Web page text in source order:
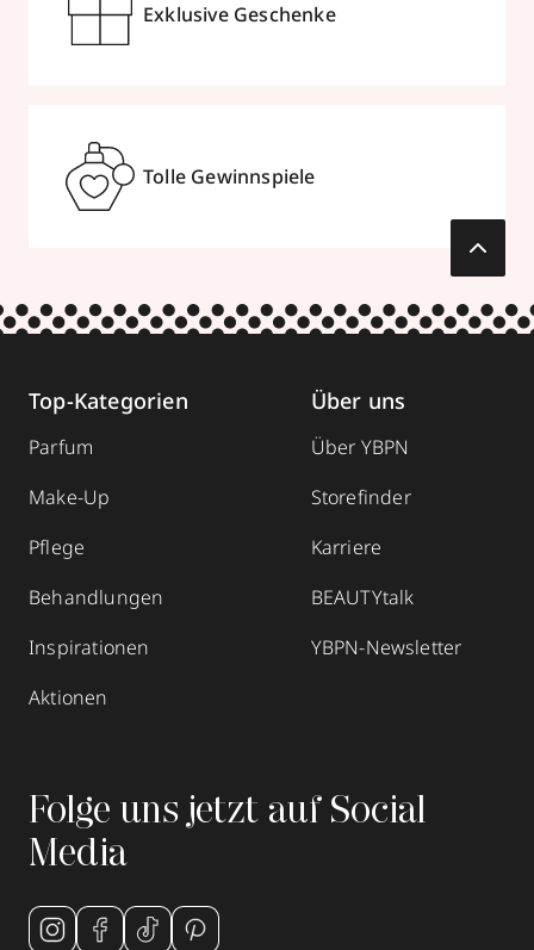
Exklusive Geschenke
Tolle Gewinnspiele
Top-Kategorien
Parfum
Make-Up
Pflege
Behandlungen
Inspirationen
Aktionen
Über uns
Über YBPN
Storefinder
Karriere
BEAUTYtalk
YBPN-Newsletter
Folge uns jetzt auf Social
Media